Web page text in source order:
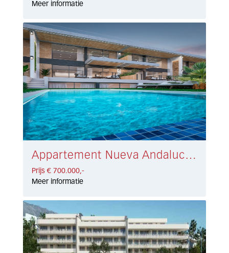
Meer informatie
Appartement Nueva Andalucía € 700.000,-
Prijs € 700.000,-
Meer informatie